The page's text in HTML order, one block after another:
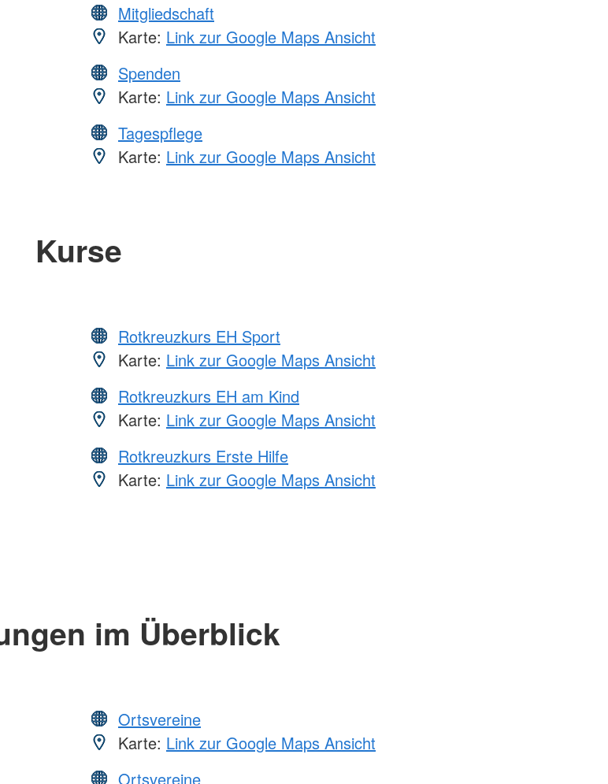
Mitgliedschaft
Karte: Link zur Google Maps Ansicht
Spenden
Karte: Link zur Google Maps Ansicht
Tagespflege
Karte: Link zur Google Maps Ansicht
Kurse
Rotkreuzkurs EH Sport
Karte: Link zur Google Maps Ansicht
Rotkreuzkurs EH am Kind
Karte: Link zur Google Maps Ansicht
Rotkreuzkurs Erste Hilfe
Karte: Link zur Google Maps Ansicht
im Überblick
Ortsvereine
Karte: Link zur Google Maps Ansicht
Ortsvereine